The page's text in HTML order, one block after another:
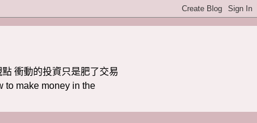
衝動的投資只是肥了交易
to make money in the